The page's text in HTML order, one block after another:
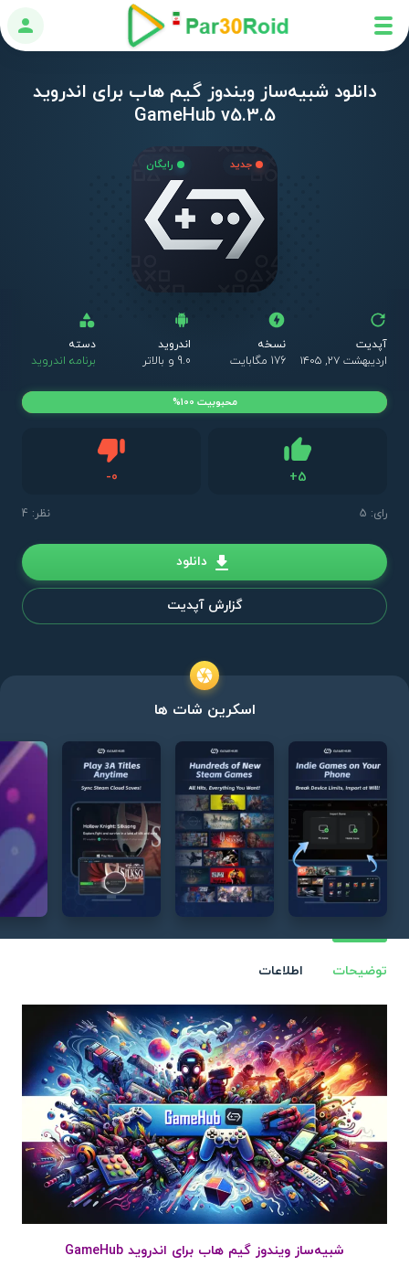
ورود
دانلود شبیه‌ساز ویندوز گیم هاب برای اندروید
GameHub v5.3.5
جدید رایگان
آپدیت
اردیبهشت ۲۷, ۱۴۰۵
نسخه
176 مگابایت
اندروید
9.0 و بالاتر
دسته
برنامه اندروید
+5
-0دیس لایک
رای: 5 نظر: 4
محبوبیت 100%
دانلود
گزارش آپدیت
اسکرین شات ها
توضیحات اطلاعات
شبیه‌ساز ویندوز گیم هاب برای اندروید GameHub